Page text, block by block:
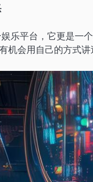
乐平台，它更是一
机会用自己的方式讲